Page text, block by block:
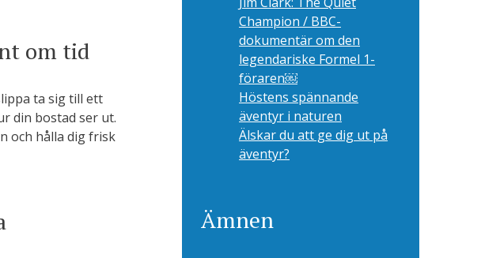
om tid
ta sig till ett
din bostad ser ut.
och hålla dig frisk
Champion / BBC-
dokumentär om den
legendariske Formel 1-
föraren￼
Höstens spännande
äventyr i naturen
Älskar du att ge dig ut på
äventyr?
Ämnen